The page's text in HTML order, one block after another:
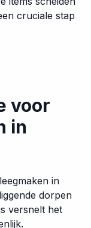
cruciale stap
voor
in
in
dorpen
versnelt het